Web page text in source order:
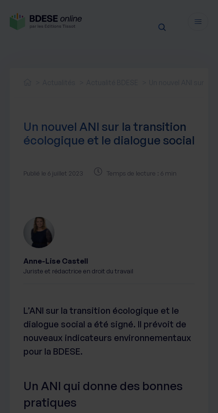
Actualités produit
Notre newsletter
Nos livres blancs
Un nouvel ANI sur la transition
écologique et le dialogue social
Publié le 6 juillet 2023 Temps de lecture : 6 min
L’ANI sur la transition écologique et le
dialogue social a été signé. Il prévoit de
nouveaux indicateurs environnementaux
pour la BDESE.
Un ANI qui donne des bonnes
pratiques
Anne-Lise Castell
Juriste et rédactrice en droit du travail